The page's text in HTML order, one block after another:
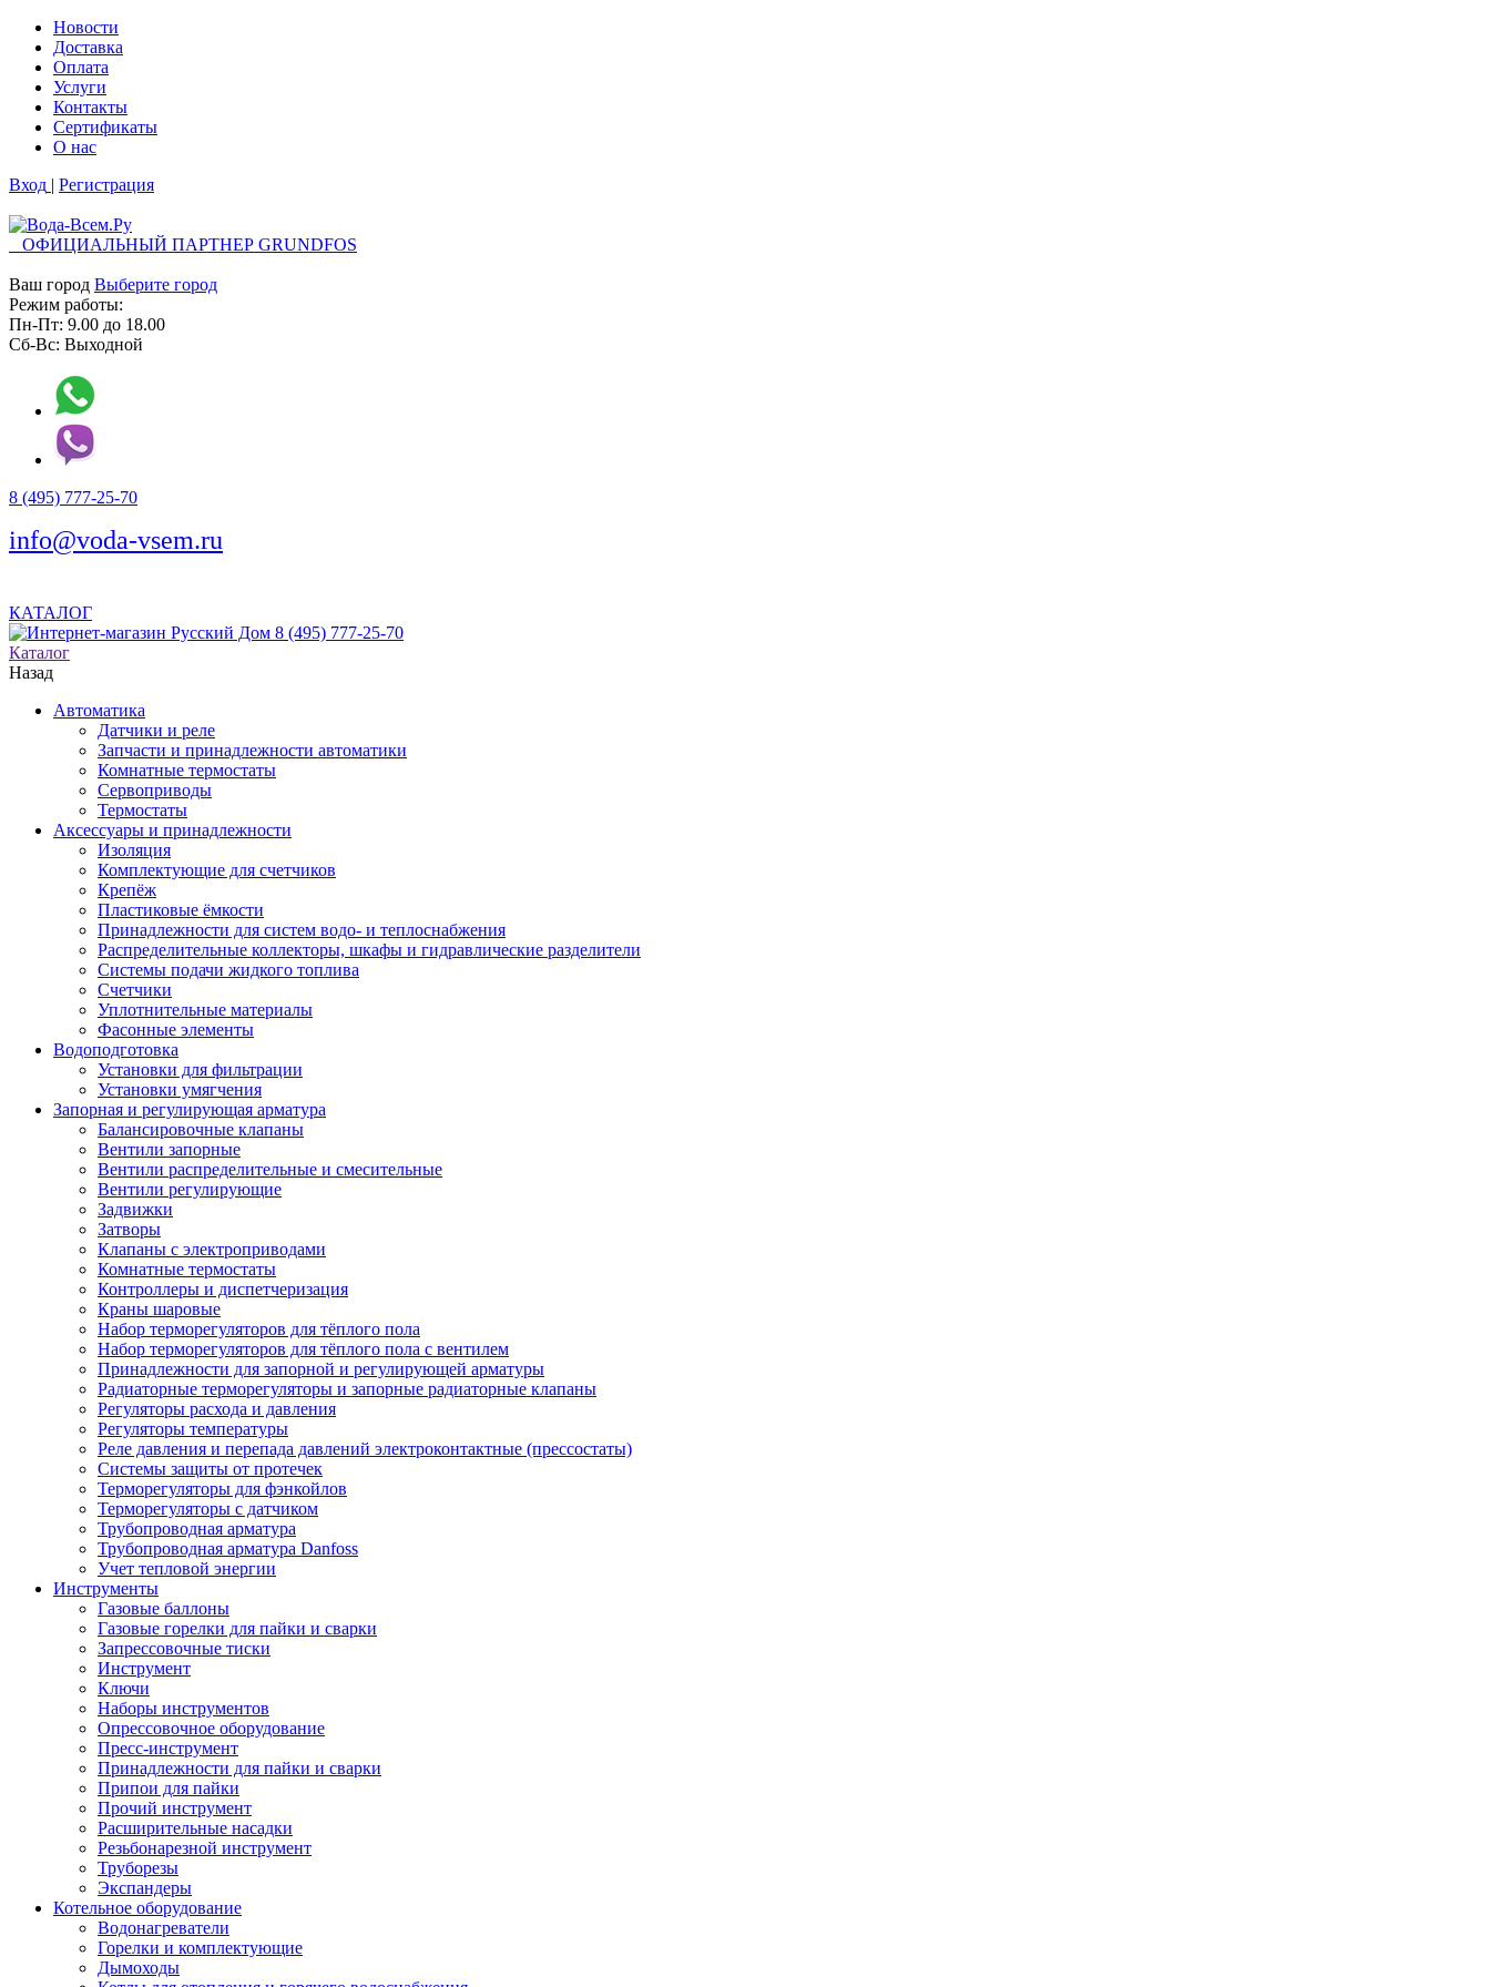
Новости
Доставка
Оплата
Услуги
Контакты
Cертификаты
О нас
Вход | Регистрация
ОФИЦИАЛЬНЫЙ ПАРТНЕР GRUNDFOS
Ваш город Выберите город
Режим работы:
Пн-Пт: 9.00 до 18.00
Сб-Вс: Выходной
8 (495) 777-25-70
info@voda-vsem.ru
КАТАЛОГ
8 (495) 777-25-70
Каталог
Назад
Автоматика
Датчики и реле
Запчасти и принадлежности автоматики
Комнатные термостаты
Сервоприводы
Термостаты
Аксессуары и принадлежности
Изоляция
Комплектующие для счетчиков
Крепёж
Пластиковые ёмкости
Принадлежности для систем водо- и теплоснабжения
Распределительные коллекторы, шкафы и гидравлические разделители
Системы подачи жидкого топлива
Счетчики
Уплотнительные материалы
Фасонные элементы
Водоподготовка
Установки для фильтрации
Установки умягчения
Запорная и регулирующая арматура
Балансировочные клапаны
Вентили запорные
Вентили распределительные и смесительные
Вентили регулирующие
Задвижки
Затворы
Клапаны с электроприводами
Комнатные термостаты
Контроллеры и диспетчеризация
Краны шаровые
Набор терморегуляторов для тёплого пола
Набор терморегуляторов для тёплого пола с вентилем
Принадлежности для запорной и регулирующей арматуры
Радиаторные терморегуляторы и запорные радиаторные клапаны
Регуляторы расхода и давления
Регуляторы температуры
Реле давления и перепада давлений электроконтактные (прессостаты)
Системы защиты от протечек
Терморегуляторы для фэнкойлов
Терморегуляторы с датчиком
Трубопроводная арматура
Трубопроводная арматура Danfoss
Учет тепловой энергии
Инструменты
Газовые баллоны
Газовые горелки для пайки и сварки
Запрессовочные тиски
Инструмент
Ключи
Наборы инструментов
Опрессовочное оборудование
Пресс-инструмент
Принадлежности для пайки и сварки
Припои для пайки
Прочий инструмент
Расширительные насадки
Резьбонарезной инструмент
Труборезы
Экспандеры
Котельное оборудование
Водонагреватели
Горелки и комплектующие
Дымоходы